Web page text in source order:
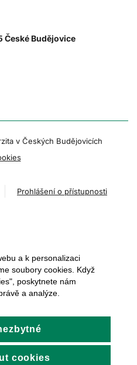
České Budějovice
v Českých Budějovicích
Prohlášení o přístupnosti
a k personalizaci
soubory cookies. Když
poskytnete nám
a analýze.
cookies